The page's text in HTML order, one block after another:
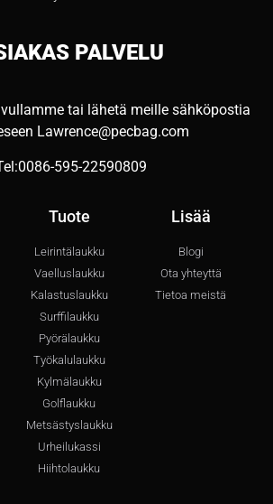
PALVELU
tai lähetä meille sähköpostia
Lawrence@pecbag.com
595-22590809
Tuote
Leirintälaukku
Vaelluslaukku
Kalastuslaukku
Surffilaukku
Pyörälaukku
Työkalulaukku
Kylmälaukku
Golflaukku
Metsästyslaukku
Urheilukassi
Hiihtolaukku
Lisää
Blogi
Ota yhteyttä
Tietoa meistä